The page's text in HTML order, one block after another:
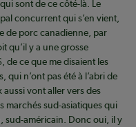
sont de ce côté-là. Le
concurrent qui s’en vient,
de porc canadienne, par
qu’il y a une grosse
de ce que me disaient les
qui n’ont pas été à l’abri de
vont aller vers des
marchés sud-asiatiques qui
sud-américain. Donc oui, il y